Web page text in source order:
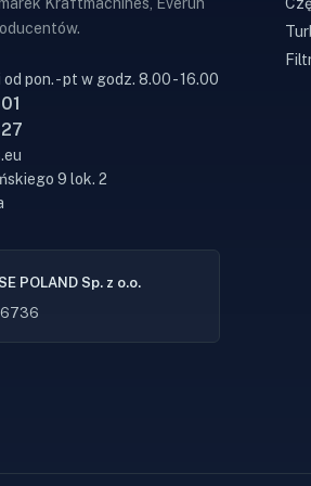
Kraftmachines, Everun
pon. - pt w godz. 8.00 - 16.00
9 lok. 2
POLAND Sp. z o.o.